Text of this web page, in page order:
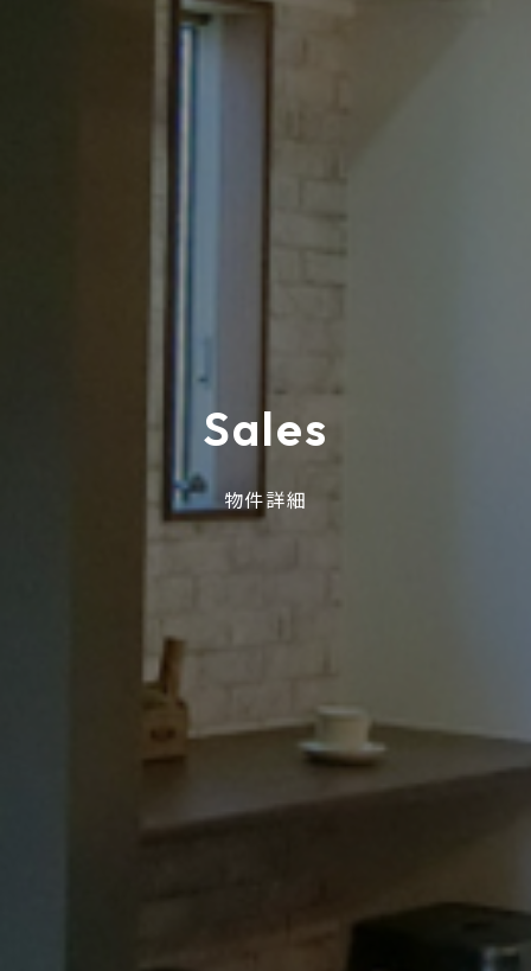
Sales
物件詳細